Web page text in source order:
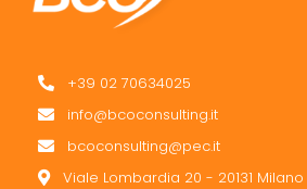
+39 02 70634025
info@bcoconsulting.it
bcoconsulting@pec.it
Viale Lombardia 20 - 20131 Milano